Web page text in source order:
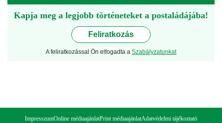
Kapja meg a legjobb történeteket a postaládájába!
Feliratkozás
A feliratkozással Ön elfogadta a Szabályzatunkat
ImpresszumOnline médiaajánlatPrint médiaajánlatAdatvédelmi tájékoztató